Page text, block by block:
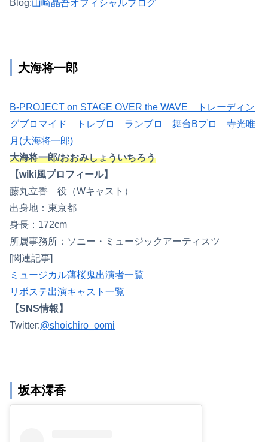
Blog:山崎晶吾オフィシャルブログ
大海将一郎
B-PROJECT on STAGE OVER the WAVE トレーディン
グブロマイド トレブロ ランブロ 舞台Bプロ 寺光唯
月(大海将一郎)
大海将一郎/おおみしょういちろう
【wiki風プロフィール】
藤丸立香 役（Wキャスト）
出身地：東京都
身長：172cm
所属事務所：ソニー・ミュージックアーティスツ
[関連記事]
ミュージカル薄桜鬼出演者一覧
リボステ出演キャスト一覧
【SNS情報】
Twitter:@shoichiro_oomi
坂本澪香